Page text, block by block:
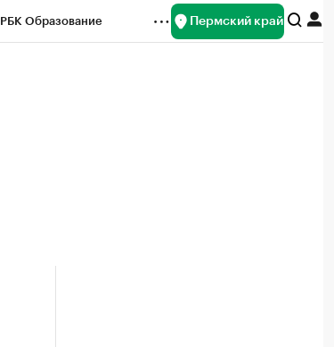
РБК Образование Пермский край